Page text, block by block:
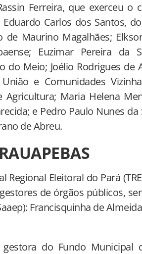
Ferreira, que exerceu o
Carlos dos Santos,
de Maurino Magalhães;
Euzimar Pereira da
do Meio; Joélio Rodrigues de
e Comunidades
Maria Helena
e Pedro Paulo Nunes da
de Abreu.
Eleitoral do Pará
de órgãos públicos,
Francisquinha de
do Fundo Municipal